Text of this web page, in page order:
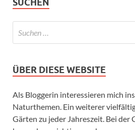
ÜBER DIESE WEBSITE
Als Bloggerin interessieren mich
Naturthemen. Ein weiterer
Gärten zu jeder Jahreszeit. Bei der